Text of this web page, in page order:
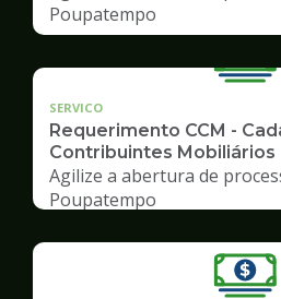
Poupatempo
SERVICO
Requerimento CCM -
Contribuintes Mobiliários
Agilize a abertura de
Poupatempo